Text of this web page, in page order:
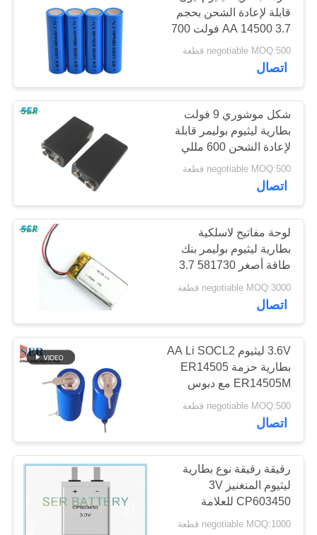
بطارية ليثيوم
LifePO4
12
حزمة بطارية الدراجة
الكهربائية
9
بطارية سيارة RC
9
قابلة لإعادة الشحن بحجم
AA 14500 3.7 فولت 700
مللي أمبير لفرشاة الأسنان
الكهربائية
negotiable MOQ:500 قطعة
اتصال
شكل موشوري 9 فولت
بطارية ليثيوم بوليمر قابلة
لإعادة الشحن 600 مللي
أمبير نوع الطاقة العالية
negotiable MOQ:500 قطعة
اتصال
لوحة مفاتيح لاسلكية
بطارية ليثيوم بوليمر بنك
طاقة أصغر 581730 3.7
فولت 250 مللي أمبير
negotiable MOQ:3000 قطعة
اتصال
3.6V ليثيوم AA Li SOCL2
بطارية حزمة ER14505
ER14505M مع دبوس
تبويب JST موليكس
موصل التوصيل
negotiable MOQ:500 قطعة
اتصال
رقيقة رقيقة نوع بطارية
ليثيوم المنغنيز 3V
CP603450 للعلامة
الإلكترونية النشطة
negotiable MOQ:1000 قطعة